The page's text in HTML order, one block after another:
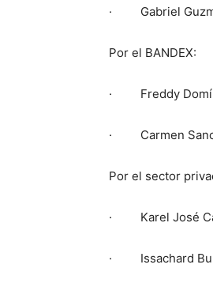
· Gabriel
Por el BANDEX:
· Freddy
· Carmen
Por el sector
· Karel José
· Issachard